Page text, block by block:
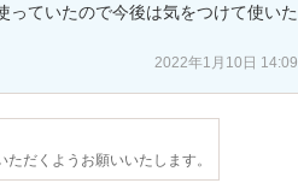
ていたので今後は気をつけて使いた
2022年1月10日 14:09
だくようお願いいたします。